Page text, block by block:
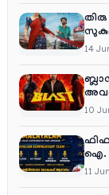
തിരു
14
10
ഐ.
11 Jun